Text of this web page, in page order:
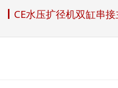
CE水压扩径机双缸串